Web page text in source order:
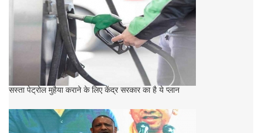
सस्ता पेट्रोल मुहैया कराने के लिए केंद्र सरकार का है ये प्लान